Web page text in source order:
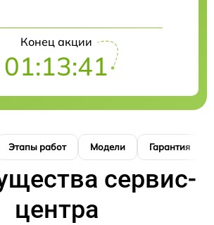
Конец акции
01:13:41
Этапы работ Модели Гарантия
сервис-
центра